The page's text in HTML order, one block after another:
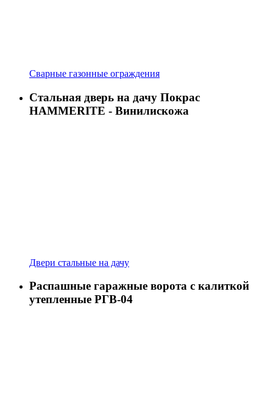
Сварные газонные ограждения
Стальная дверь на дачу Покрас
HAMMERITE - Винилискожа
Двери стальные на дачу
Распашные гаражные ворота с калиткой
утепленные РГВ-04